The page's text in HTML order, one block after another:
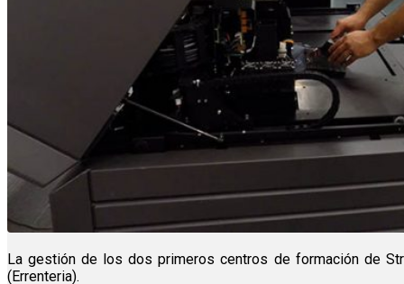
La gestión de los dos primeros centros de formación de
(Errenteria).